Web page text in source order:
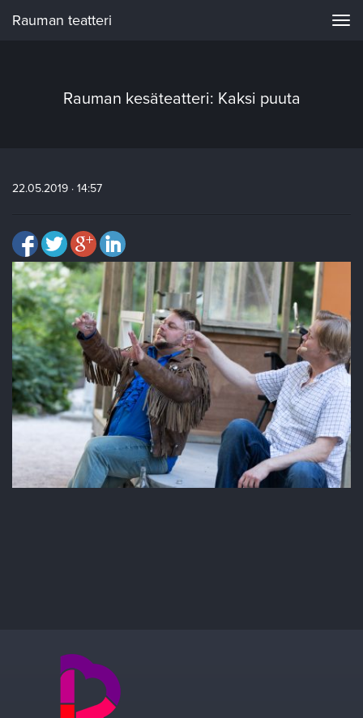
Rauman teatteri
Rauman kesäteatteri: Kaksi puuta
22.05.2019 · 14:57